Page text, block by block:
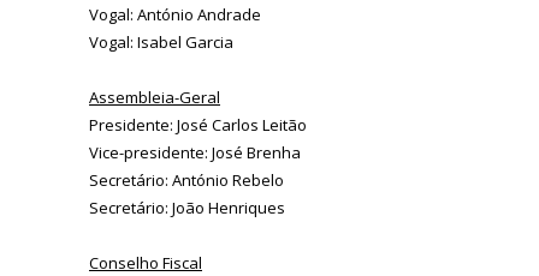
Vogal: António Andrade
Vogal: Isabel Garcia
Assembleia-Geral
Presidente: José Carlos Leitão
Vice-presidente: José Brenha
Secretário: António Rebelo
Secretário: João Henriques
Conselho Fiscal